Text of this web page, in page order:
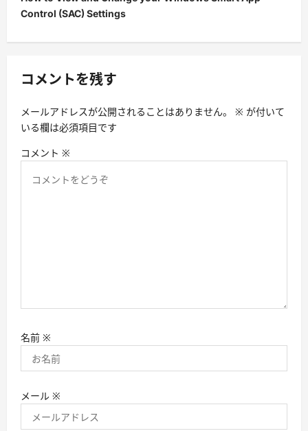
ー
シ
ン
Control (SAC) Settings
コメントを残す
メールアドレスが公開されることはありません。 ※ が付いて
いる欄は必須項目です
コメント ※
名前 ※
メール ※